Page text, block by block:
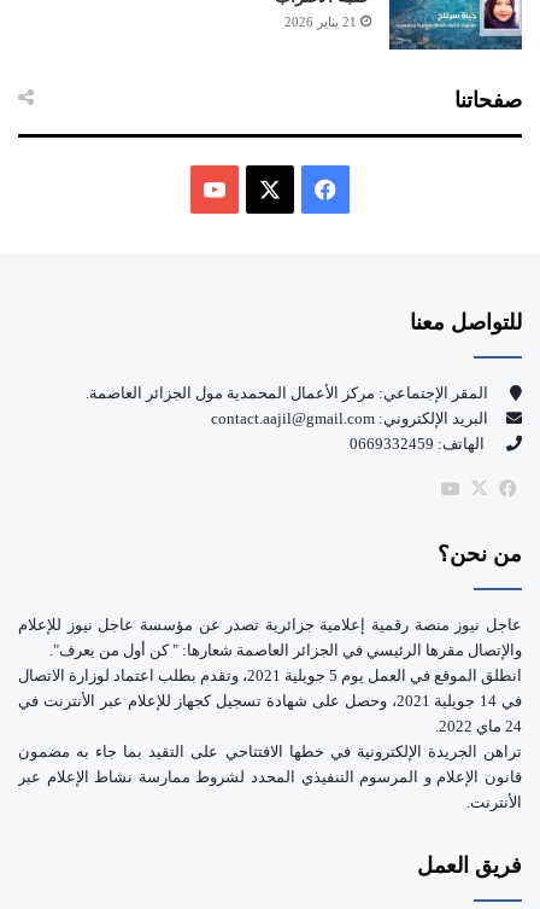
21 يناير 2026
صفحاتنا
و
ك
للتواصل معنا
المقر الإجتماعي: مركز الأعمال المحمدية مول الجزائر العاصمة.
البريد الإلكتروني: contact.aajil@gmail.com
الهاتف: 0669332459
فيسبوك
‫X
من نحن؟
عاجل نيوز منصة رقمية إعلامية جزائرية تصدر عن مؤسسة عاجل نيوز للإعلام
والإتصال مقرها الرئيسي في الجزائر العاصمة شعارها: " كن أول من يعرف".
انطلق الموقع في العمل يوم 5 جويلية 2021، وتقدم بطلب اعتماد لوزارة الاتصال
في 14 جويلية 2021، وحصل على شهادة تسجيل كجهاز للإعلام عبر الأنترنت في
24 ماي 2022.
تراهن الجريدة الإلكترونية في خطها الافتتاحي على التقيد بما جاء به مضمون
قانون الإعلام و المرسوم التنفيذي المحدد لشروط ممارسة نشاط الإعلام عبر
الأنترنت.
فريق العمل